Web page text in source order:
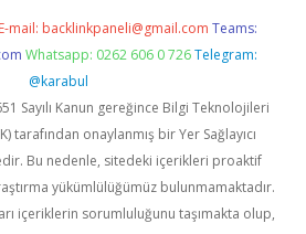
E-mail: backlinkpaneli@gmail.com Teams:
Whatsapp: 0262 606 0 726 Telegram:
@karabul
Sayılı Kanun gereğince Bilgi Teknolojileri
tarafından onaylanmış bir Yer Sağlayıcı
Bu nedenle, sitedeki içerikleri proaktif
yükümlülüğümüz bulunmamaktadır.
içeriklerin sorumluluğunu taşımakta olup,